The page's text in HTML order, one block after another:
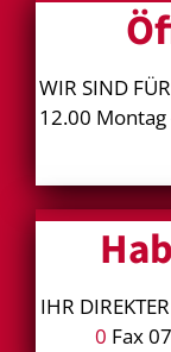
WIR SIND
12.00
IHR
0 Fax